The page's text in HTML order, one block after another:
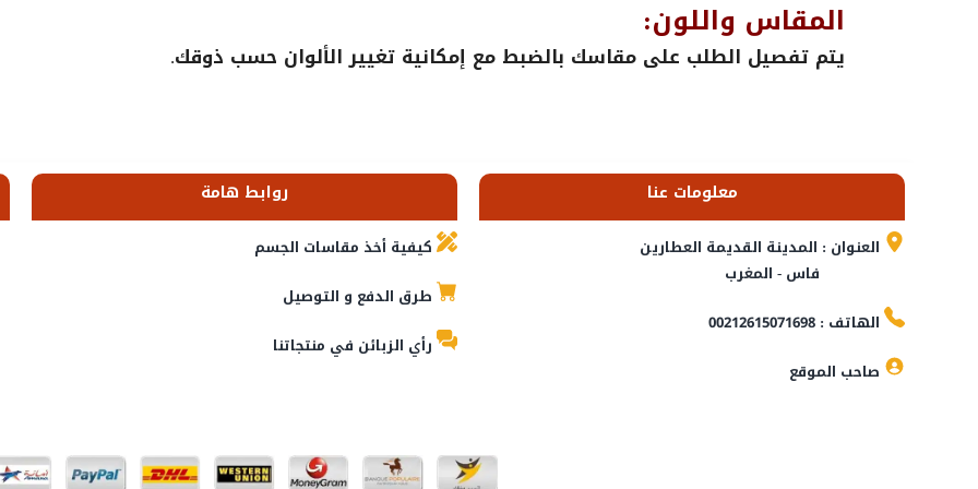
المقاس واللون:
يتم تفصيل الطلب على مقاسك بالضبط مع إمكانية تغيير الألوان حسب ذوقك.
معلومات عنا
العنوان : المدينة القديمة العطارين
فاس - المغرب
الهاتف : 00212615071698
صاحب الموقع
روابط هامة
كيفية أخذ مقاسات الجسم
طرق الدفع و التوصيل
رأي الزبائن في منتجاتنا